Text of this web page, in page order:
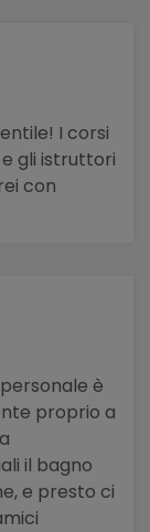
I corsi
gli istruttori
con
è
proprio a
il bagno
e presto ci